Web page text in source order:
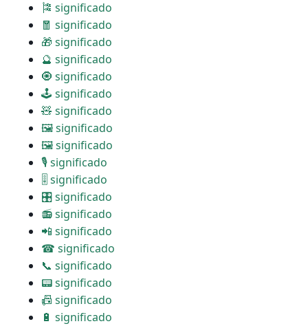
🎏 significado
🧧 significado
🎁 significado
🔮 significado
🧿 significado
🕹 significado
🧸 significado
🖼 significado
🖼 significado
🎙 significado
🎚 significado
🎛 significado
📻 significado
📲 significado
☎ significado
📞 significado
📟 significado
📠 significado
🔋 significado